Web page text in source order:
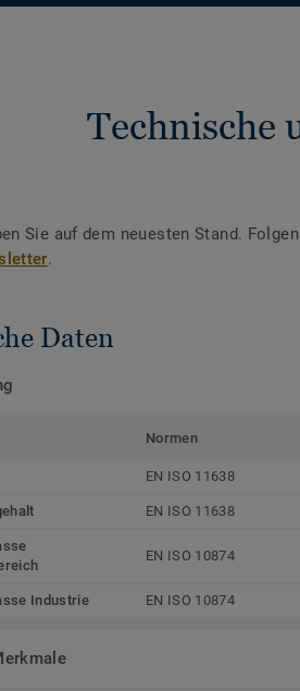
Technische
Sie auf dem neuesten Stand.
.
Daten
Normen
EN ISO 11638
EN ISO 11638
EN ISO 10874
Industrie EN ISO 10874